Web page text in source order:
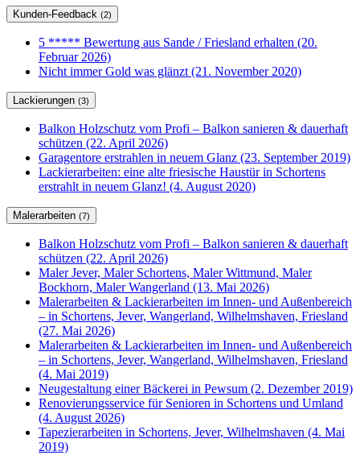
Kunden-Feedback (2)
5 ***** Bewertung aus Sande / Friesland erhalten (20.
Februar 2026)
Nicht immer Gold was glänzt (21. November 2020)
Lackierungen (3)
Balkon Holzschutz vom Profi – Balkon sanieren & dauerhaft
schützen (22. April 2026)
Garagentore erstrahlen in neuem Glanz (23. September 2019)
Lackierarbeiten: eine alte friesische Haustür in Schortens
erstrahlt in neuem Glanz! (4. August 2020)
Malerarbeiten (7)
Balkon Holzschutz vom Profi – Balkon sanieren & dauerhaft
schützen (22. April 2026)
Maler Jever, Maler Schortens, Maler Wittmund, Maler
Bockhorn, Maler Wangerland (13. Mai 2026)
Malerarbeiten & Lackierarbeiten im Innen- und Außenbereich
– in Schortens, Jever, Wangerland, Wilhelmshaven, Friesland
(27. Mai 2026)
Malerarbeiten & Lackierarbeiten im Innen- und Außenbereich
– in Schortens, Jever, Wangerland, Wilhelmshaven, Friesland
(4. Mai 2019)
Neugestaltung einer Bäckerei in Pewsum (2. Dezember 2019)
Renovierungsservice für Senioren in Schortens und Umland
(4. August 2026)
Tapezierarbeiten in Schortens, Jever, Wilhelmshaven (4. Mai
2019)